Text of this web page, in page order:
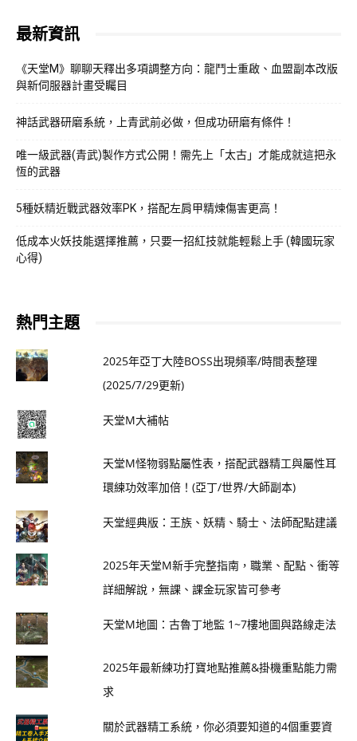
最新資訊
《天堂M》聊聊天釋出多項調整方向：龍鬥士重啟、血盟副本改版
與新伺服器計畫受矚目
神話武器研磨系統，上青武前必做，但成功研磨有條件！
唯一級武器(青武)製作方式公開！需先上「太古」才能成就這把永
恆的武器
5種妖精近戰武器效率PK，搭配左肩甲精煉傷害更高！
低成本火妖技能選擇推薦，只要一招紅技就能輕鬆上手 (韓國玩家
心得)
熱門主題
2025年亞丁大陸BOSS出現頻率/時間表整理
(2025/7/29更新)
天堂M大補帖
天堂M怪物弱點屬性表，搭配武器精工與屬性耳
環練功效率加倍！(亞丁/世界/大師副本)
天堂經典版：王族、妖精、騎士、法師配點建議
2025年天堂M新手完整指南，職業、配點、衝等
詳細解說，無課、課金玩家皆可參考
天堂M地圖：古魯丁地監 1~7樓地圖與路線走法
2025年最新練功打寶地點推薦&掛機重點能力需
求
關於武器精工系統，你必須要知道的4個重要資